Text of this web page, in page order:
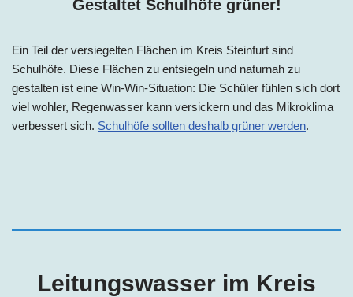
Gestaltet Schulhöfe grüner!
Ein Teil der versiegelten Flächen im Kreis Steinfurt sind
Schulhöfe. Diese Flächen zu entsiegeln und naturnah zu
gestalten ist eine Win-Win-Situation: Die Schüler fühlen sich dort
viel wohler, Regenwasser kann versickern und das Mikroklima
verbessert sich. Schulhöfe sollten deshalb grüner werden.
Leitungswasser im Kreis